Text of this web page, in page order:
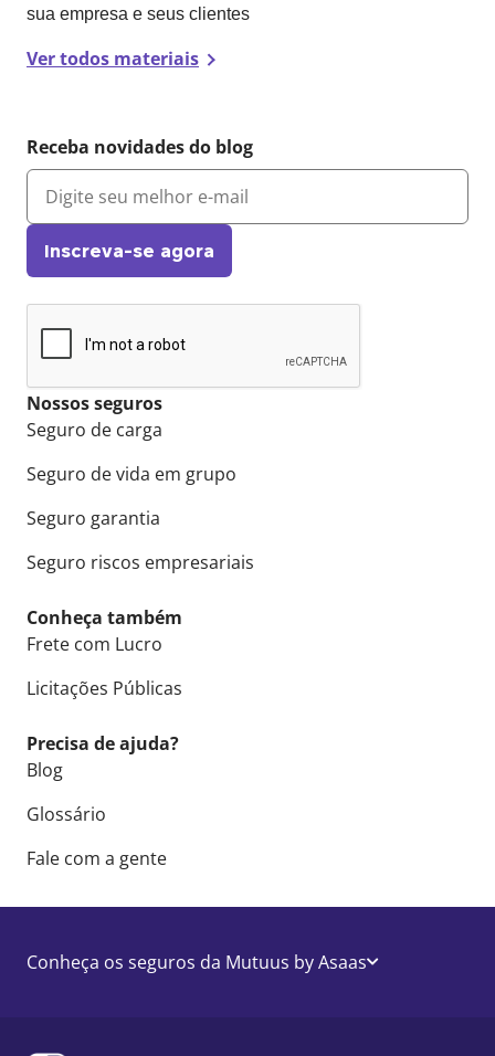
Nossos seguros
Seguro de carga
Seguro de vida em grupo
Seguro garantia
Seguro riscos empresariais
Conheça também
Frete com Lucro
Licitações Públicas
Precisa de ajuda?
Blog
Glossário
Fale com a gente
sua empresa e seus clientes
Ver todos materiais
Receba novidades do blog
Inscreva-se agora
Conheça os seguros da Mutuus by Asaas